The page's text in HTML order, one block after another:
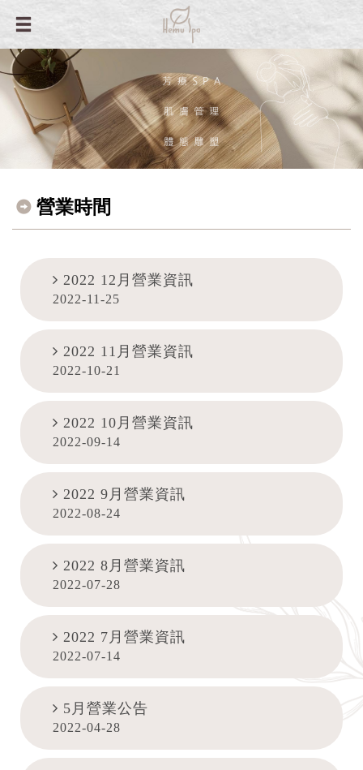
營業時間
2022 12月營業資訊
2022-11-25
2022 11月營業資訊
2022-10-21
2022 10月營業資訊
2022-09-14
2022 9月營業資訊
2022-08-24
2022 8月營業資訊
2022-07-28
2022 7月營業資訊
2022-07-14
5月營業公告
2022-04-28